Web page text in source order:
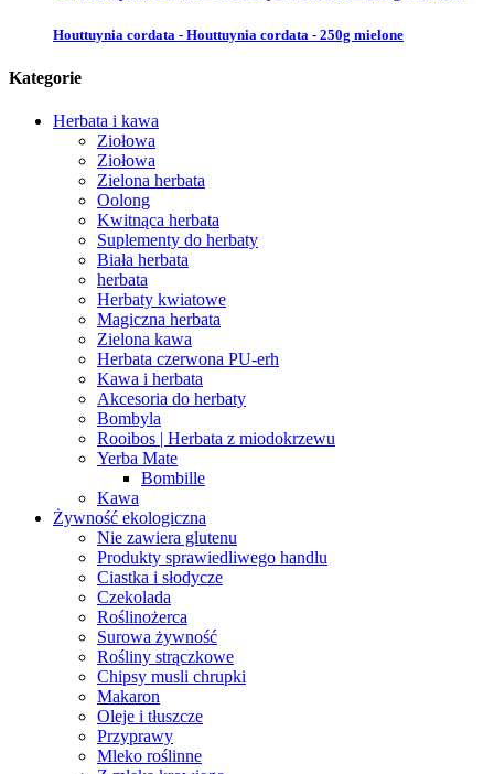
Houttuynia cordata - Houttuynia cordata - 250g mielone
Kategorie
Herbata i kawa
Ziołowa
Ziołowa
Zielona herbata
Oolong
Kwitnąca herbata
Suplementy do herbaty
Biała herbata
herbata
Herbaty kwiatowe
Magiczna herbata
Zielona kawa
Herbata czerwona PU-erh
Kawa i herbata
Akcesoria do herbaty
Bombyla
Rooibos | Herbata z miodokrzewu
Yerba Mate
Bombille
Kawa
Żywność ekologiczna
Nie zawiera glutenu
Produkty sprawiedliwego handlu
Ciastka i słodycze
Czekolada
Roślinożerca
Surowa żywność
Rośliny strączkowe
Chipsy musli chrupki
Makaron
Oleje i tłuszcze
Przyprawy
Mleko roślinne